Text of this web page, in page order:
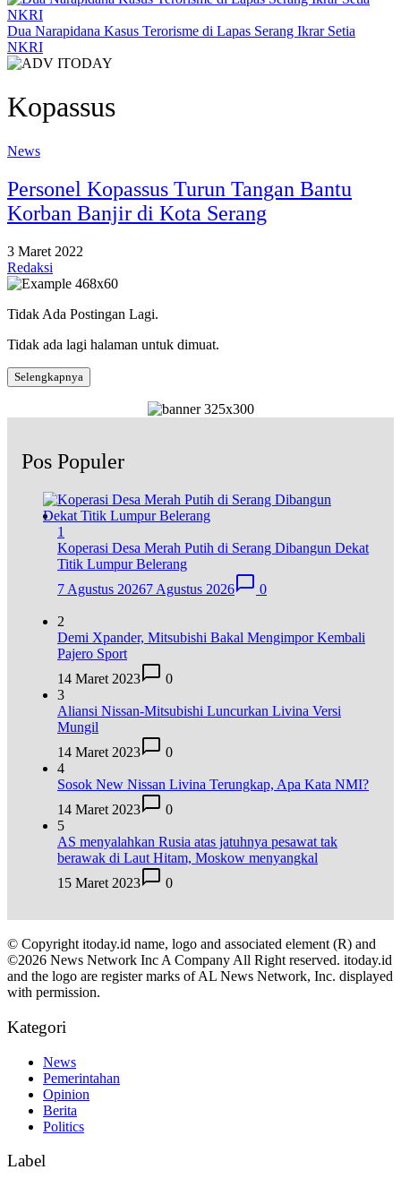
Dua Narapidana Kasus Terorisme di Lapas Serang Ikrar Setia
NKRI
Kopassus
News
Personel Kopassus Turun Tangan Bantu
Korban Banjir di Kota Serang
3 Maret 2022
Redaksi
Tidak Ada Postingan Lagi.
Tidak ada lagi halaman untuk dimuat.
Selengkapnya
Pos Populer
1
Koperasi Desa Merah Putih di Serang Dibangun Dekat
Titik Lumpur Belerang
7 Agustus 20267 Agustus 2026 0
2
Demi Xpander, Mitsubishi Bakal Mengimpor Kembali
Pajero Sport
14 Maret 2023
0
3
Aliansi Nissan-Mitsubishi Luncurkan Livina Versi
Mungil
14 Maret 2023
0
4
Sosok New Nissan Livina Terungkap, Apa Kata NMI?
14 Maret 2023
0
5
AS menyalahkan Rusia atas jatuhnya pesawat tak
berawak di Laut Hitam, Moskow menyangkal
15 Maret 2023
0
© Copyright itoday.id name, logo and associated element (R) and
©2026 News Network Inc A Company All Right reserved. itoday.id
and the logo are register marks of AL News Network, Inc. displayed
with permission.
Kategori
News
Pemerintahan
Opinion
Berita
Politics
Label